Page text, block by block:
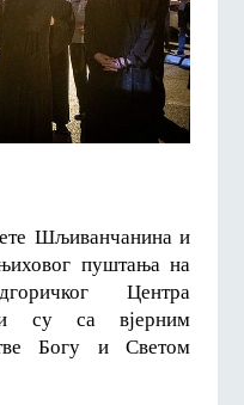
Шљиванчанина и
пуштања на
Центра
су са вјерним
Богу и Светом